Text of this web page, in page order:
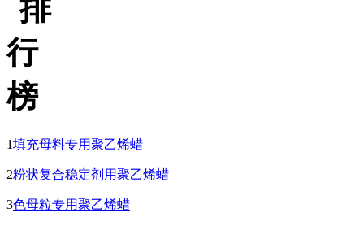
1填充母料专用聚乙烯蜡
2粉状复合稳定剂用聚乙烯蜡
3色母粒专用聚乙烯蜡